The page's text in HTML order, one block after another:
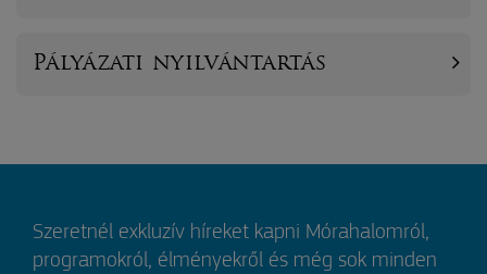
Pályázati nyilvántartás
Szeretnél exkluzív híreket kapni Mórahalomról,
programokról, élményekről és még sok minden